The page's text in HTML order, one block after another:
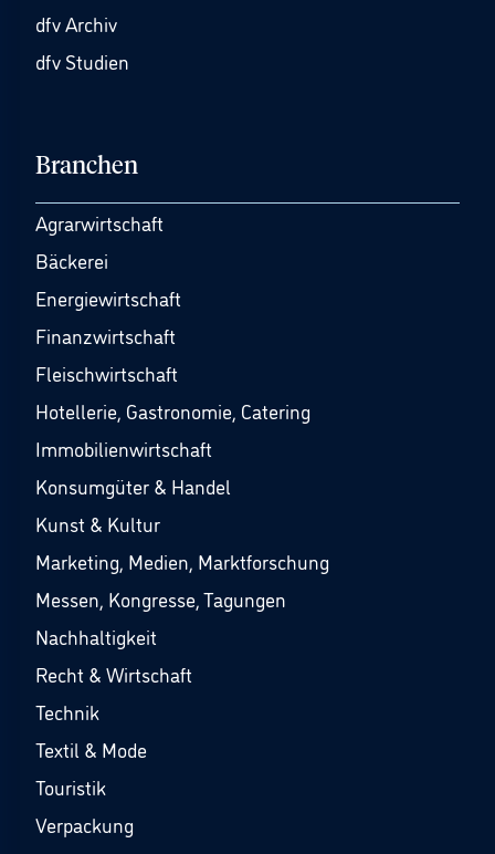
dfv Archiv
dfv Studien
Branchen
Agrarwirtschaft
Bäckerei
Energiewirtschaft
Finanzwirtschaft
Fleischwirtschaft
Hotellerie, Gastronomie, Catering
Immobilienwirtschaft
Konsumgüter & Handel
Kunst & Kultur
Marketing, Medien, Marktforschung
Messen, Kongresse, Tagungen
Nachhaltigkeit
Recht & Wirtschaft
Technik
Textil & Mode
Touristik
Verpackung